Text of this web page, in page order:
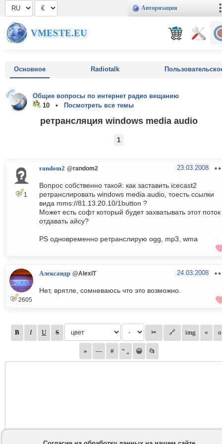
Авторизация
VMESTE.EU
Основное Radiotalk
Общие вопросы по интернет радио вещанию
10 •
Посмотреть все темы
ретрансляция windows media audio
1
1
random2 @random2 23.03.2008
Вопрос собственно такой: как заставить icecast2
ретранслировать windows media audio, тоесть ссылки
вида mms://81.13.20.10/1button ?
Может есть софт который будет захватывать этот
отдавать айсу?
PS одновременно ретранслирую ogg, mp3, wma
2605
Александр @AlexIT 24.03.2008
Нет, врятле, сомневаюсь что это возможно.